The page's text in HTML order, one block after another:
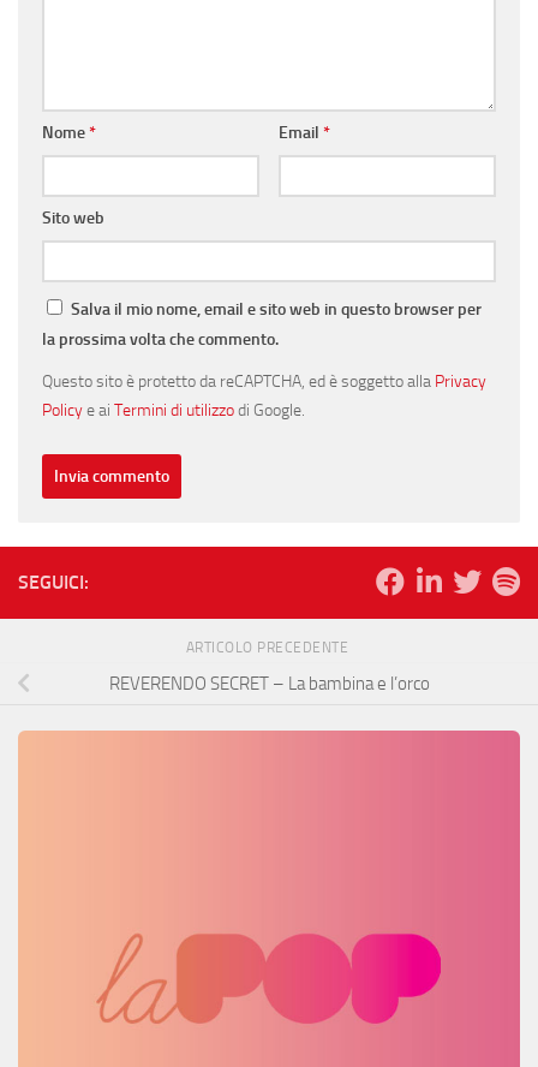
Nome* Email *
Sito web
Salva il mio nome, email e sito web in questo browser per
la prossima volta che commento.
Questo sito è protetto da reCAPTCHA, ed è soggetto alla Privacy
Policye ai Termini di utilizzodi Google.
SEGUICI:
ARTICOLO PRECEDENTE
REVERENDO SECRET – La bambina e l’orco